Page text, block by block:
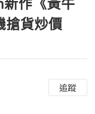
搶貨炒價
追蹤